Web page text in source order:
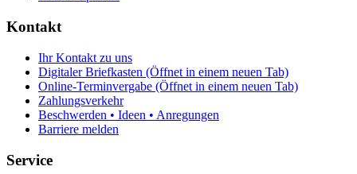
Kontakt
Ihr Kontakt zu uns
Digitaler Briefkasten (Öffnet in einem neuen Tab)
Online-Terminvergabe (Öffnet in einem neuen Tab)
Zahlungsverkehr
Beschwerden • Ideen • Anregungen
Barriere melden
Service